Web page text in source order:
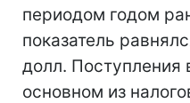
периодом годом
показатель
долл. Поступления
основном из